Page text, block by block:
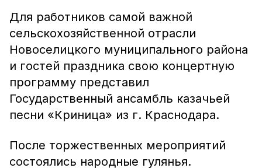
Для работников самой важной
сельскохозяйственной отрасли
Новоселицкого муниципального района
и гостей праздника свою концертную
программу представил
Государственный ансамбль казачьей
песни «Криница» из г. Краснодара.
После торжественных мероприятий
состоялись народные гулянья.